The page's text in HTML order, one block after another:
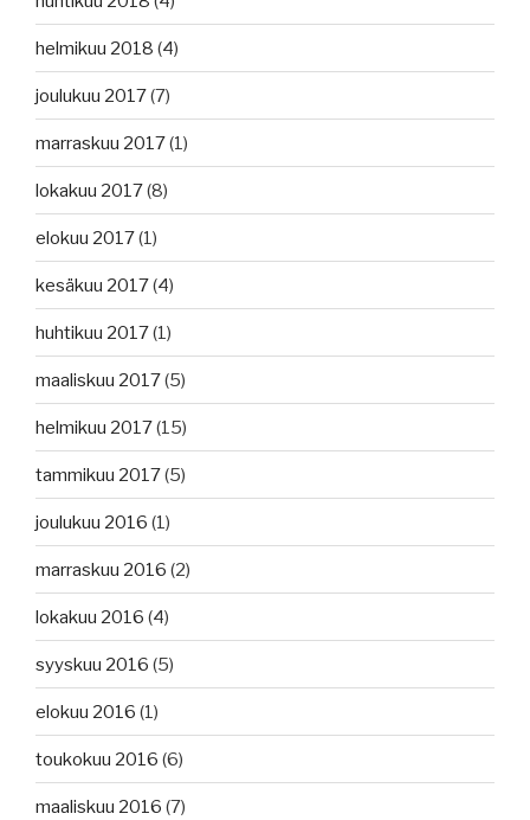
helmikuu 2018 (4)
joulukuu 2017(7)
marraskuu 2017(1)
lokakuu 2017(8)
elokuu 2017(1)
kesäkuu 2017(4)
huhtikuu 2017(1)
maaliskuu 2017(5)
helmikuu 2017(15)
tammikuu 2017(5)
joulukuu 2016 (1)
marraskuu 2016 (2)
lokakuu 2016 (4)
syyskuu 2016 (5)
elokuu 2016 (1)
toukokuu 2016 (6)
maaliskuu 2016 (7)